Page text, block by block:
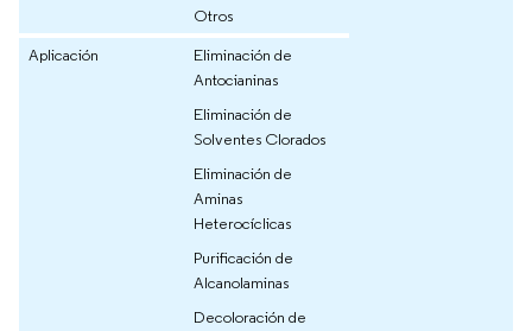
Otros
Aplicación
Eliminación de
Antocianinas
Eliminación de
Solventes Clorados
Eliminación de
Aminas
Heterocíclicas
Purificación de
Alcanolaminas
Decoloración de